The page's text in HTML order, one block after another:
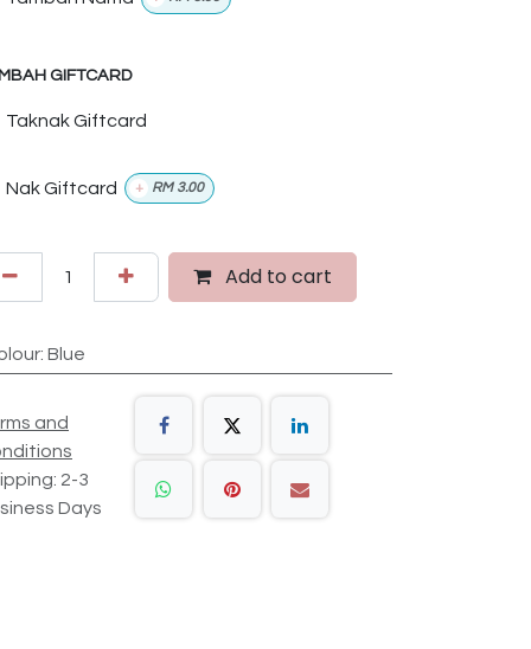
GIFTCARD
Taknak Giftcard
Nak Giftcard + RM 3.00
Add to cart
: Blue
and
2-3
Days